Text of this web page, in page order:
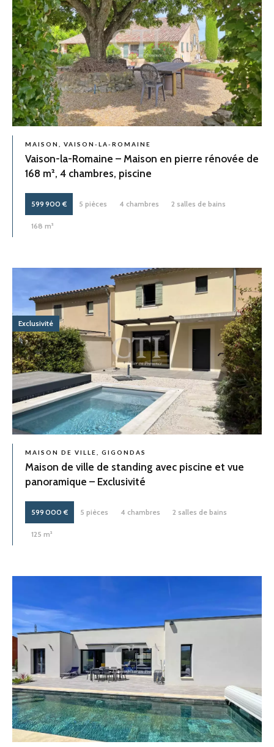
MAISON, VAISON-LA-ROMAINE
Vaison-la-Romaine – Maison en pierre rénovée de
168 m², 4 chambres, piscine
599 900 € 5 pièces 4 chambres 2 salles de bains
168 m²
MAISON DE VILLE, GIGONDAS
Maison de ville de standing avec piscine et vue
panoramique – Exclusivité
599 000 € 5 pièces 4 chambres 2 salles de bains
125 m²
Exclusivité